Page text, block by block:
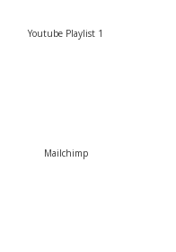
Youtube Playlist 1
Mailchimp